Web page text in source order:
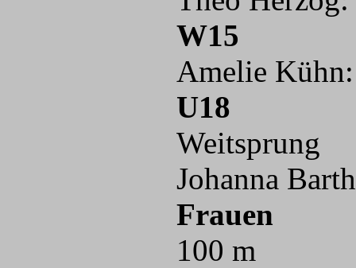
W15
Amelie
U18
Weitsprung
Johanna
Frauen
100 m